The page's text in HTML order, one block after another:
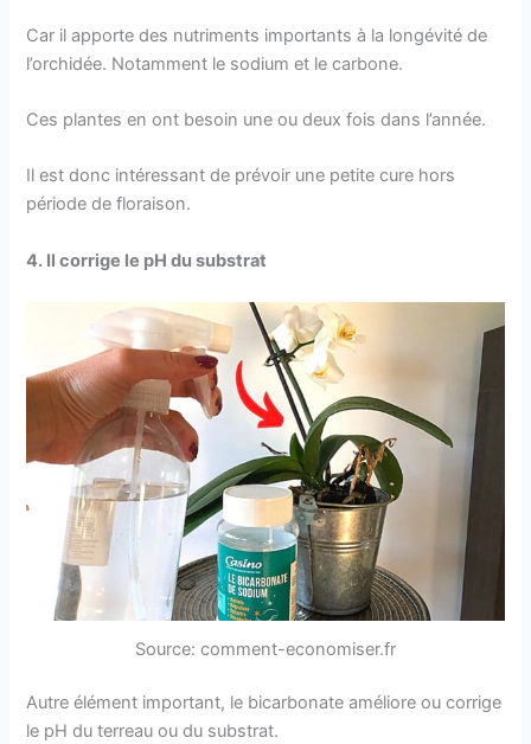
Car il apporte des nutriments importants à la longévité de
l’orchidée. Notamment le sodium et le carbone.
Ces plantes en ont besoin une ou deux fois dans l’année.
Il est donc intéressant de prévoir une petite cure hors
période de floraison.
4. Il corrige le pH du substrat
Source: comment-economiser.fr
Autre élément important, le bicarbonate améliore ou corrige
le pH du terreau ou du substrat.